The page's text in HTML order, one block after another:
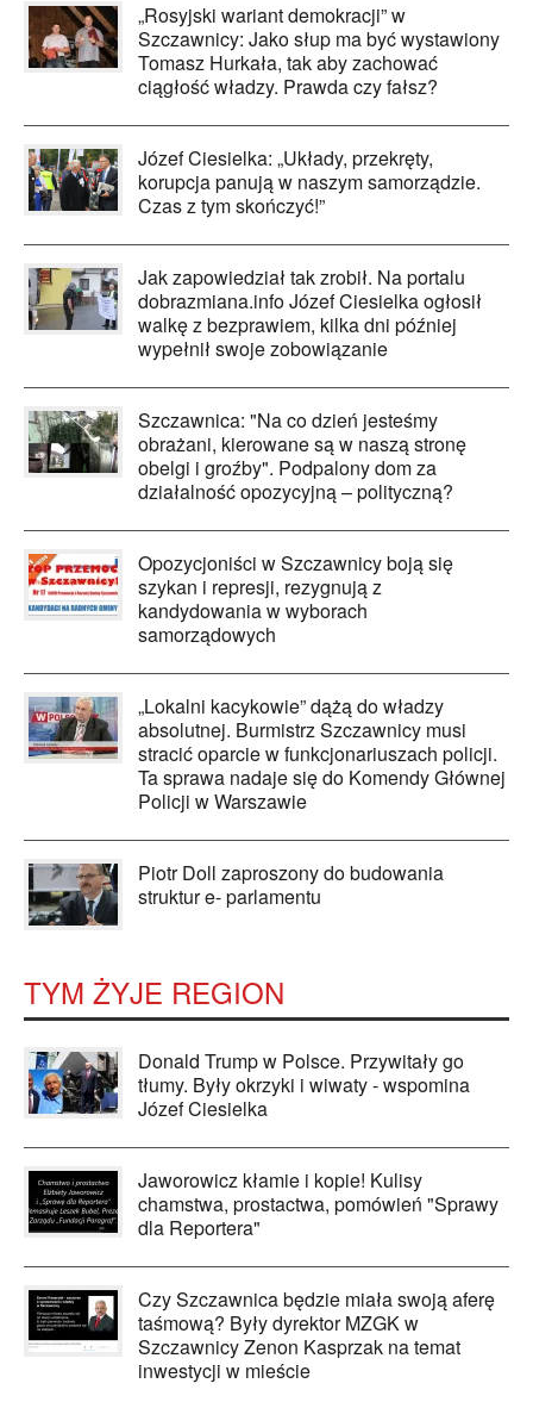
„Rosyjski wariant demokracji” w
Szczawnicy: Jako słup ma być wystawiony
Tomasz Hurkała, tak aby zachować
ciągłość władzy. Prawda czy fałsz?
Józef Ciesielka: „Układy, przekręty,
korupcja panują w naszym samorządzie.
Czas z tym skończyć!”
Jak zapowiedział tak zrobił. Na portalu
dobrazmiana.info Józef Ciesielka ogłosił
walkę z bezprawiem, kilka dni później
wypełnił swoje zobowiązanie
Szczawnica: "Na co dzień jesteśmy
obrażani, kierowane są w naszą stronę
obelgi i groźby". Podpalony dom za
działalność opozycyjną – polityczną?
Opozycjoniści w Szczawnicy boją się
szykan i represji, rezygnują z
kandydowania w wyborach
samorządowych
„Lokalni kacykowie” dążą do władzy
absolutnej. Burmistrz Szczawnicy musi
stracić oparcie w funkcjonariuszach policji.
Ta sprawa nadaje się do Komendy Głównej
Policji w Warszawie
Piotr Doll zaproszony do budowania
struktur e- parlamentu
TYM ŻYJE REGION
Donald Trump w Polsce. Przywitały go
tłumy. Były okrzyki i wiwaty - wspomina
Józef Ciesielka
Jaworowicz kłamie i kopie! Kulisy
chamstwa, prostactwa, pomówień "Sprawy
dla Reportera"
Czy Szczawnica będzie miała swoją aferę
taśmową? Były dyrektor MZGK w
Szczawnicy Zenon Kasprzak na temat
inwestycji w mieście